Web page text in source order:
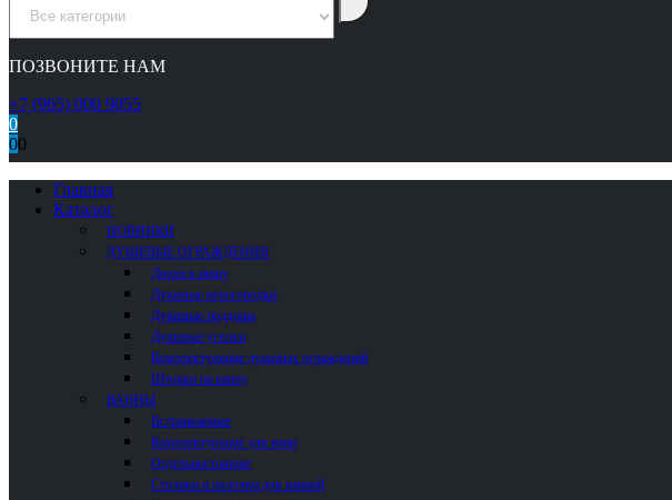
ПОЗВОНИТЕ НАМ
+7 (965) 000 9055
0
00
Главная
Каталог
НОВИНКИ
ДУШЕВЫЕ ОГРАЖДЕНИЯ
Двери в нишу
Душевые перегородки
Душевые поддоны
Душевые уголки
Комплектующие душевых ограждений
Шторки на ванну
ВАННЫ
Встраиваемые
Комплектующие для ванн
Отдельностоящие
Столики и полочки для ванной